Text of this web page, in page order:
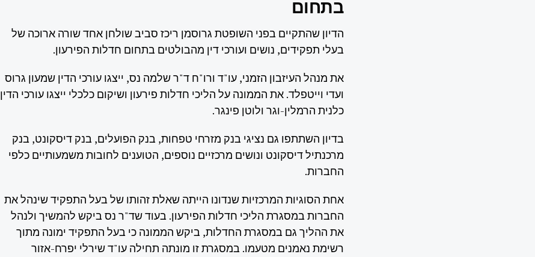
בתחום
הדיון שהתקיים בפני השופטת גרוסמן ריכז סביב שולחן אחד שורה ארוכה של
בעלי תפקידים, נושים ועורכי דין מהבולטים בתחום חדלות הפירעון.
את מנהל העיזבון הזמני, עו"ד ורו"ח ד"ר שלמה נס, ייצגו עורכי הדין שמעון גרוס
ועדי וייטפלד. את הממונה על הליכי חדלות פירעון ושיקום כלכלי ייצגו עורכי הדין
כלנית הרמלין-וגר ולוטן פינגר.
בדיון השתתפו גם נציגי בנק מזרחי טפחות, בנק הפועלים, בנק דיסקונט, בנק
מרכנתיל דיסקונט ונושים מרכזיים נוספים, הטוענים לחובות משמעותיים כלפי
החברות.
אחת הסוגיות המרכזיות שנדונו הייתה שאלת זהותו של בעל התפקיד שינהל את
החברות במסגרת הליכי חדלות הפירעון. בעוד שד"ר נס ביקש להמשיך ולנהל
את ההליך גם במסגרת החדלות, ביקש הממונה כי בעל התפקיד ימונה מתוך
רשימת נאמנים מטעמו. במסגרת זו מונתה תחילה עו"ד שירלי יפרח-אזור